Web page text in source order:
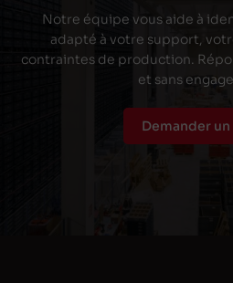
Notre équipe vous aide à
adapté à votre support,
contraintes de production.
et sans
Demander